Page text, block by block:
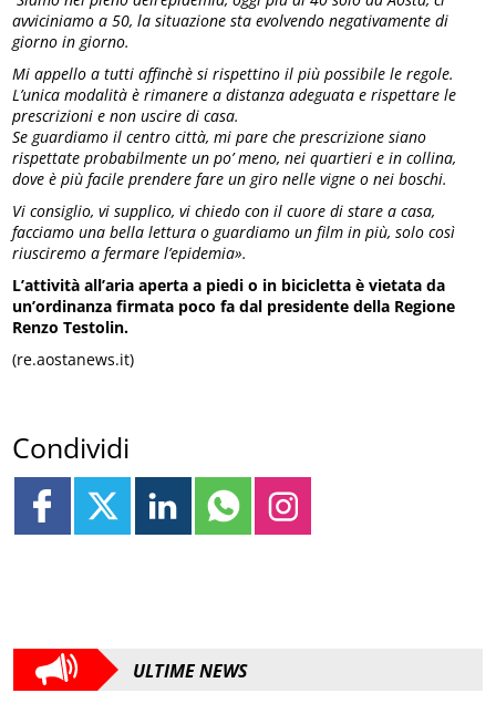
avviciniamo a 50, la situazione sta evolvendo negativamente di
giorno in giorno.
Mi appello a tutti affinchè si rispettino il più possibile le regole.
L’unica modalità è rimanere a distanza adeguata e rispettare le
prescrizioni e non uscire di casa.
Se guardiamo il centro città, mi pare che prescrizione siano
rispettate probabilmente un po’ meno, nei quartieri e in collina,
dove è più facile prendere fare un giro nelle vigne o nei boschi.
Vi consiglio, vi supplico, vi chiedo con il cuore di stare a casa,
facciamo una bella lettura o guardiamo un film in più, solo così
riusciremo a fermare l’epidemia».
L’attività all’aria aperta a piedi o in bicicletta è vietata da
un’ordinanza firmata poco fa dal presidente della Regione
Renzo Testolin.
(re.aostanews.it)
Condividi
ULTIME NEWS